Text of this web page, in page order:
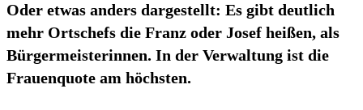
Oder etwas anders dargestellt: Es gibt deutlich
mehr Ortschefs die Franz oder Josef heißen, als
Bürgermeisterinnen. In der Verwaltung ist die
Frauenquote am höchsten.